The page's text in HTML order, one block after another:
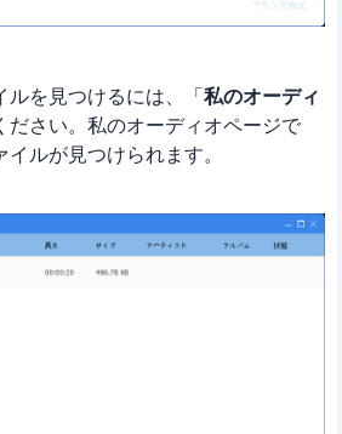
ルを見つけるには、「私のオーディ
ださい。私のオーディオページで
ルが見つけられます。